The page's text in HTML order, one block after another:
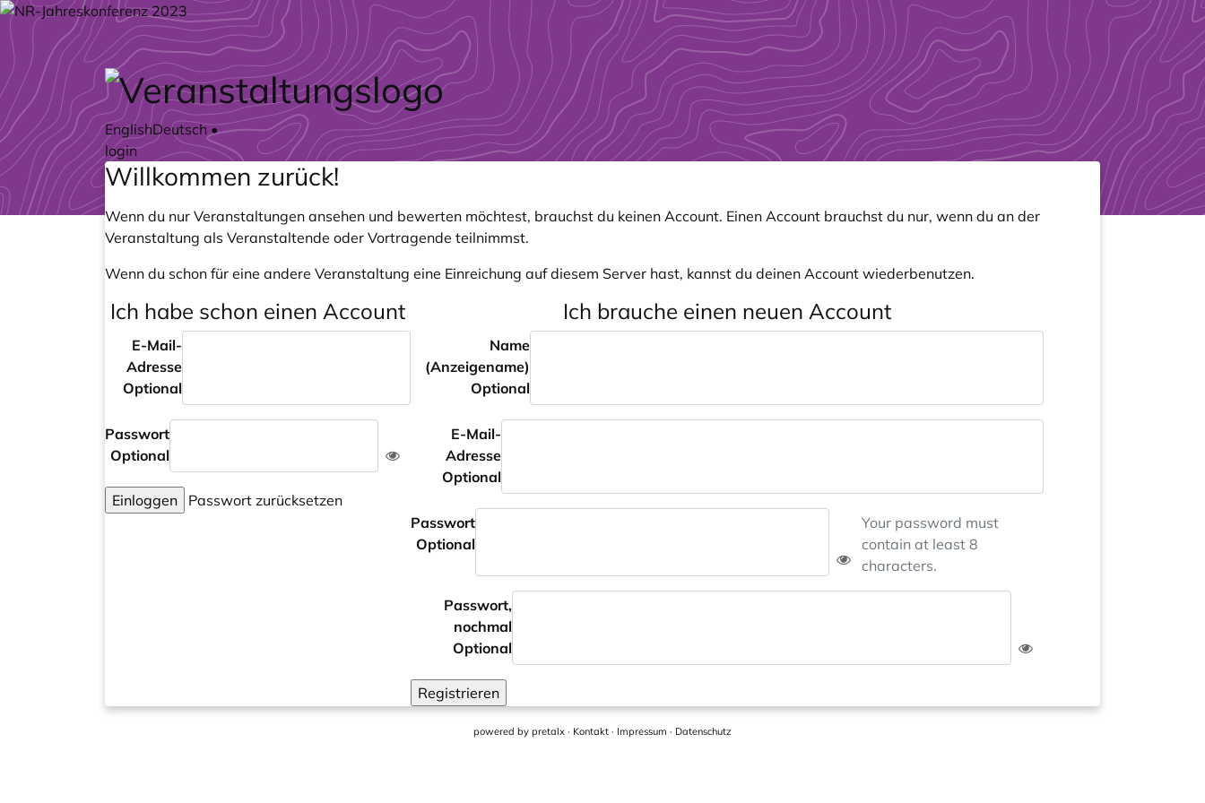
Zum Hauptteil springen
EnglishDeutsch•
login
Willkommen zurück!
Wenn du nur Veranstaltungen ansehen und bewerten möchtest, brauchst du keinen Account. Einen Account brauchst du nur, wenn du an der
Veranstaltung als Veranstaltende oder Vortragende teilnimmst.
Wenn du schon für eine andere Veranstaltung eine Einreichung auf diesem Server hast, kannst du deinen Account wiederbenutzen.
Ich habe schon einen Account
E-Mail-
Adresse
Optional
Passwort
Optional
Einloggen Passwort zurücksetzen
Ich brauche einen neuen Account
Name
(Anzeigename)
Optional
E-Mail-
Adresse
Optional
Passwort
Optional
Your password must
contain at least 8
characters.
Passwort,
nochmal
Optional
Registrieren
powered by pretalx · Kontakt · Impressum · Datenschutz